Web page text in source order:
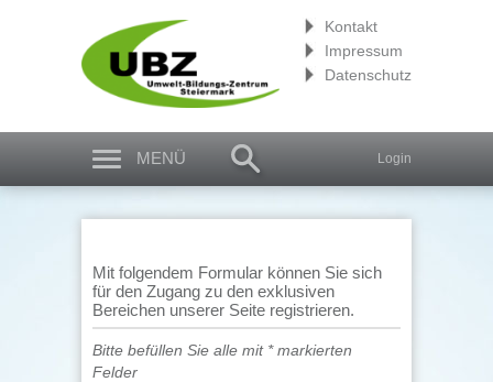
Kontakt
Impressum
Datenschutz
Login
MENÜ
Mit folgendem Formular können Sie sich
für den Zugang zu den exklusiven
Bereichen unserer Seite registrieren.
Bitte befüllen Sie alle mit * markierten
Felder